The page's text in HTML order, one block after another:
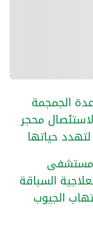
الجمجمة
محجر
حياتها
مستشفى
السباقة
الجيوب